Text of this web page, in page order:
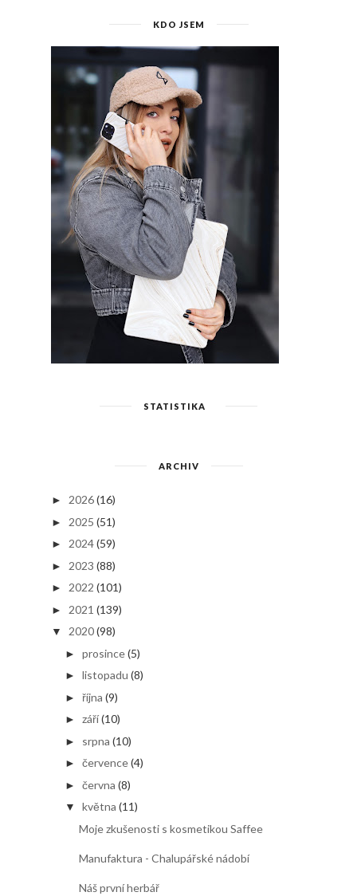
KDO JSEM
STATISTIKA
ARCHIV
► 2026(16)
► 2025 (51)
► 2024(59)
► 2023 (88)
► 2022 (101)
► 2021 (139)
▼ 2020(98)
► prosince(5)
► listopadu (8)
► října (9)
► září(10)
► srpna (10)
► července(4)
► června (8)
▼ května (11)
Moje zkušenosti s kosmetikou Saffee
Manufaktura - Chalupářské nádobí
Náš první herbář